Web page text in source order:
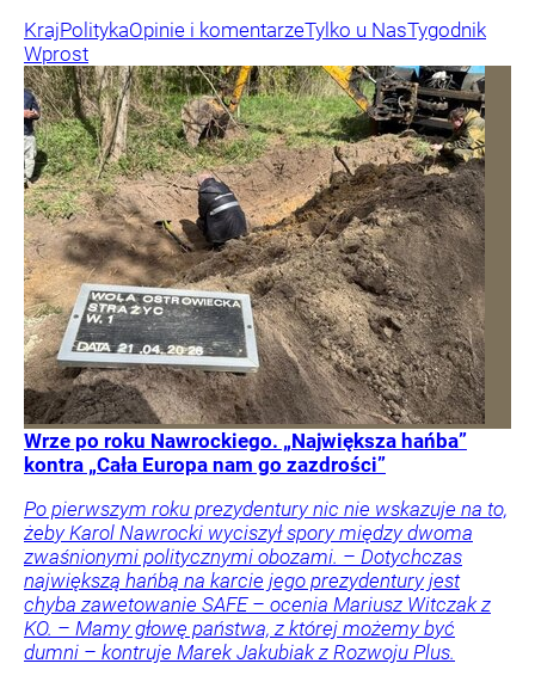
KrajPolitykaOpinie i komentarzeTylko u NasTygodnik
Wprost
Wrze po roku Nawrockiego. „Największa hańba”
kontra „Cała Europa nam go zazdrości”
Po pierwszym roku prezydentury nic nie wskazuje na to,
żeby Karol Nawrocki wyciszył spory między dwoma
zwaśnionymi politycznymi obozami. – Dotychczas
największą hańbą na karcie jego prezydentury jest
chyba zawetowanie SAFE – ocenia Mariusz Witczak z
KO. – Mamy głowę państwa, z której możemy być
dumni – kontruje Marek Jakubiak z Rozwoju Plus.